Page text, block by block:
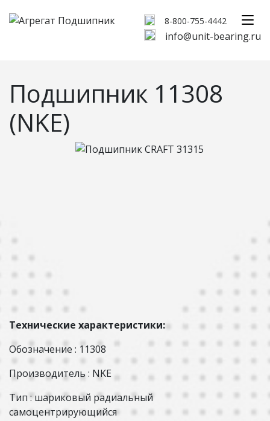
8-800-755-4442
info@unit-bearing.ru
Подшипник 11308
(NKE)
Технические характеристики:
Обозначение : 11308
Производитель : NKE
Тип : шариковый радиальный
самоцентрирующийся